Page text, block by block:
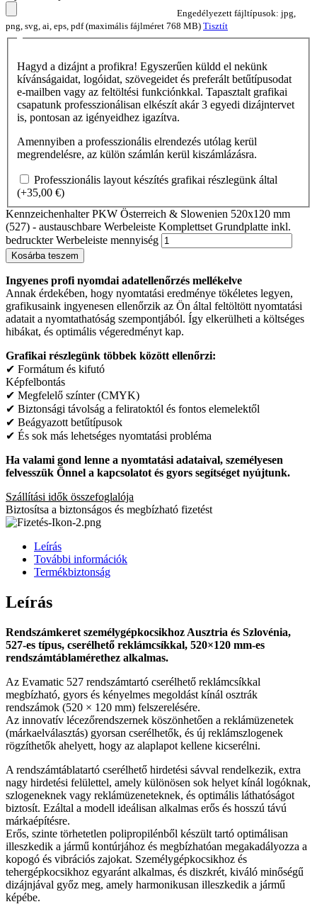
Engedélyezett fájltípusok: jpg,
png, svg, ai, eps, pdf (maximális fájlméret 768 MB) Tisztít
Hagyd a dizájnt a profikra! Egyszerűen küldd el nekünk
kívánságaidat, logóidat, szövegeidet és preferált betűtípusodat
e-mailben vagy az feltöltési funkciónkkal. Tapasztalt grafikai
csapatunk professzionálisan elkészít akár 3 egyedi dizájntervet
is, pontosan az igényeidhez igazítva.
Amennyiben a professzionális elrendezés utólag kerül
megrendelésre, az külön számlán kerül kiszámlázásra.
Professzionális layout készítés grafikai részlegünk által
(+35,00 €)
Kennzeichenhalter PKW Österreich & Slowenien 520x120 mm
(527) - austauschbare Werbeleiste Komplettset Grundplatte inkl.
bedruckter Werbeleiste mennyiség
Kosárba teszem
Ingyenes profi nyomdai adatellenőrzés mellékelve
Annak érdekében, hogy nyomtatási eredménye tökéletes legyen,
grafikusaink ingyenesen ellenőrzik az Ön által feltöltött nyomtatási
adatait a nyomtathatóság szempontjából. Így elkerülheti a költséges
hibákat, és optimális végeredményt kap.
Grafikai részlegünk többek között ellenőrzi:
✔ Formátum és kifutó
Képfelbontás
✔ Megfelelő színter (CMYK)
✔ Biztonsági távolság a feliratoktól és fontos elemelektől
✔ Beágyazott betűtípusok
✔ És sok más lehetséges nyomtatási probléma
Ha valami gond lenne a nyomtatási adataival, személyesen
felvesszük Önnel a kapcsolatot és gyors segítséget nyújtunk.
Szállítási idők összefoglalója
Biztosítsa a biztonságos és megbízható fizetést
Leírás
További információk
Termékbiztonság
Leírás
Rendszámkeret személygépkocsikhoz Ausztria és Szlovénia,
527-es típus, cserélhető reklámcsíkkal, 520×120 mm-es
rendszámtáblamérethez alkalmas.
Az Evamatic 527 rendszámtartó cserélhető reklámcsíkkal
megbízható, gyors és kényelmes megoldást kínál osztrák
rendszámok (520 × 120 mm) felszerelésére.
Az innovatív lécezőrendszernek köszönhetően a reklámüzenetek
(márkaelválasztás) gyorsan cserélhetők, és új reklámszlogenek
rögzíthetők ahelyett, hogy az alaplapot kellene kicserélni.
A rendszámtáblatartó cserélhető hirdetési sávval rendelkezik, extra
nagy hirdetési felülettel, amely különösen sok helyet kínál logóknak,
szlogeneknek vagy reklámüzeneteknek, és optimális láthatóságot
biztosít. Ezáltal a modell ideálisan alkalmas erős és hosszú távú
márkaépítésre.
Erős, szinte törhetetlen polipropilénből készült tartó optimálisan
illeszkedik a jármű kontúrjához és megbízhatóan megakadályozza a
kopogó és vibrációs zajokat. Személygépkocsikhoz és
tehergépkocsikhoz egyaránt alkalmas, és diszkrét, kiváló minőségű
dizájnjával győz meg, amely harmonikusan illeszkedik a jármű
képébe.